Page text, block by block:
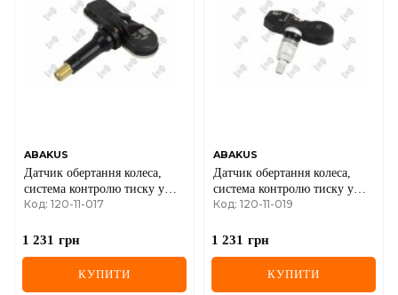
ABAKUS
Датчик обертання колеса,
система контролю тиску у
шинах
Код: 120-11-017
1 231 грн
КУПИТИ
ABAKUS
Датчик обертання колеса,
система контролю тиску у
шинах
Код: 120-11-019
1 231 грн
КУПИТИ